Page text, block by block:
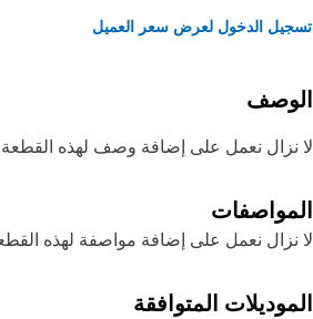
الدخول لعرض سعر العميل
نزال نعمل على إضافة وصف لهذه القطعة.
نعمل على إضافة مواصفة لهذه القطعة.
المتوافقة